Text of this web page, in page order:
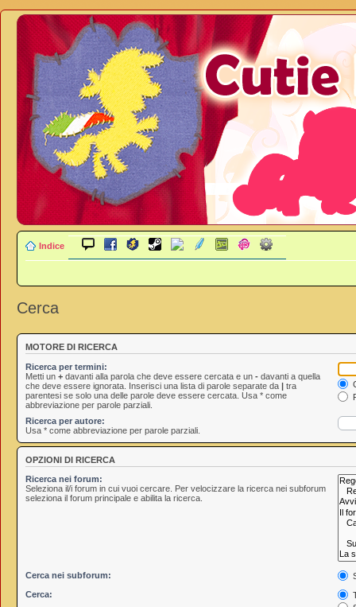
Indice
Cerca
MOTORE DI RICERCA
Ricerca per termini:
Metti un + davanti alla parola che deve essere cercata e un - davanti a quella
che deve essere ignorata. Inserisci una lista di parole separate da | tra
parentesi se solo una delle parole deve essere cercata. Usa * come
abbreviazione per parole parziali.
Ricerca per autore:
Usa * come abbreviazione per parole parziali.
OPZIONI DI RICERCA
Ricerca nei forum:
Seleziona il/i forum in cui vuoi cercare. Per velocizzare la ricerca nei subforum
seleziona il forum principale e abilita la ricerca.
Cerca nei subforum:
Cerca: